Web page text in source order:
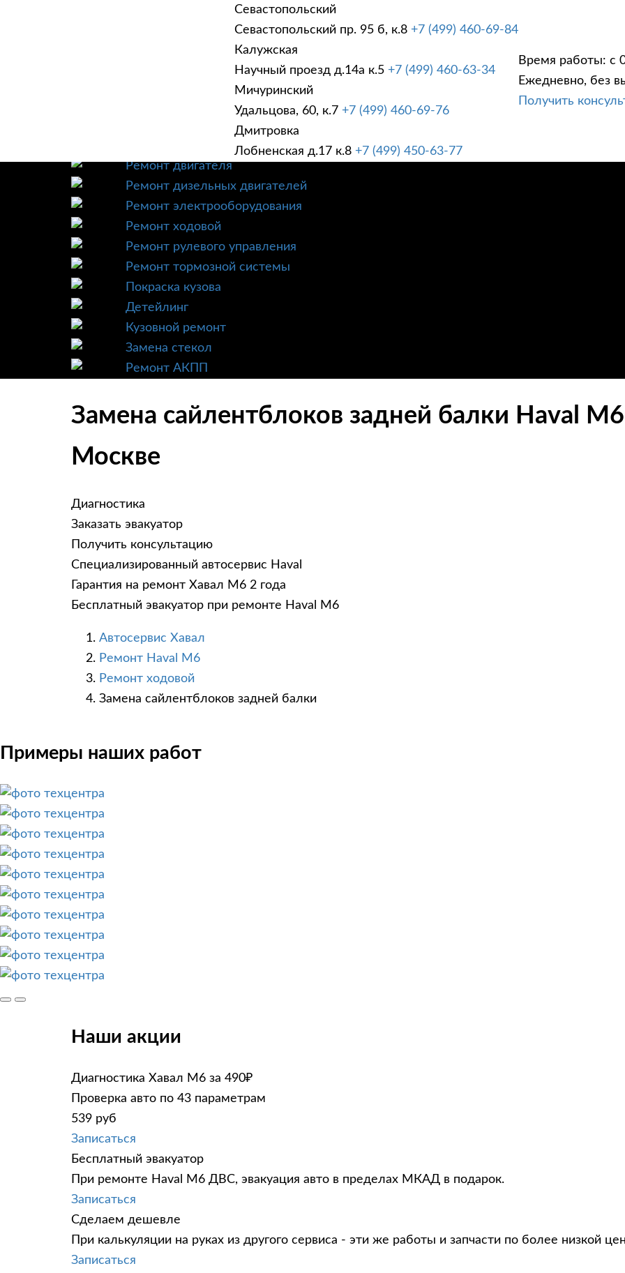
Севастопольский
Севастопольский пр. 95 б, к.8 +7 (499) 460-69-84
Калужская
Научный проезд д.14а к.5 +7 (499) 460-63-34
Мичуринский
Удальцова, 60, к.7 +7 (499) 460-69-76
Дмитровка
Лобненская д.17 к.8 +7 (499) 450-63-77
Время работы: с
Ежедневно, без
Получить
УСЛУГИ
Техническое обслуживание
Ремонт трансмиссии
Ремонт двигателя
Ремонт дизельных двигателей
Ремонт электрооборудования
Ремонт ходовой
Ремонт рулевого управления
Ремонт тормозной системы
Покраска кузова
Детейлинг
Кузовной ремонт
Замена стекол
Ремонт АКПП
Замена сайлентблоков задней балки Haval
Москве
Диагностика
Заказать эвакуатор
Получить консультацию
Специализированный автосервис Haval
Гарантия на ремонт Хавал М6 2 года
Бесплатный эвакуатор при ремонте Haval M6
Автосервис Хавал
Ремонт Haval M6
Ремонт ходовой
Замена сайлентблоков задней балки
Примеры наших работ
Наши акции
Диагностика Хавал М6 за 490₽
Проверка авто по 43 параметрам
539 руб
Записаться
Бесплатный эвакуатор
При ремонте Haval M6 ДВС, эвакуация авто в пределах МКАД в подарок.
Записаться
Сделаем дешевле
При калькуляции на руках из другого сервиса - эти же работы и запчасти по более низкой
Записаться